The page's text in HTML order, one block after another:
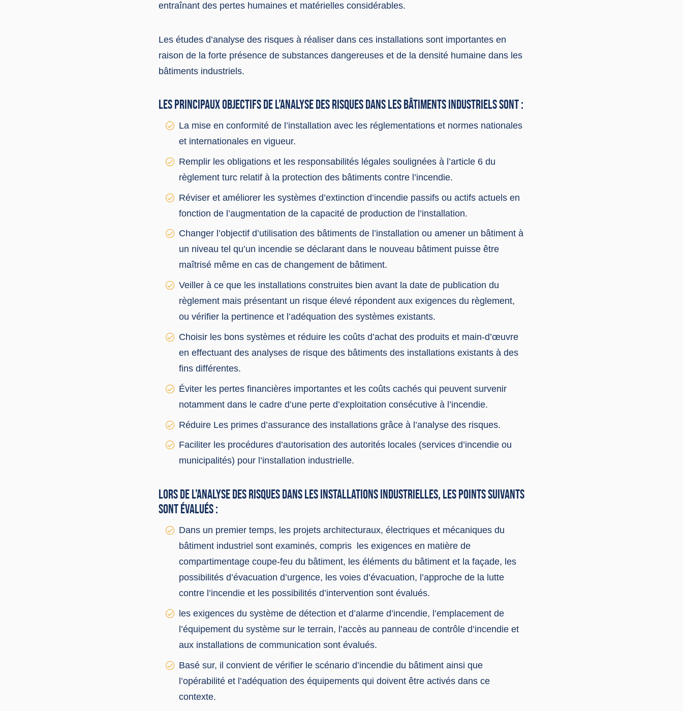
entraînant des pertes humaines et matérielles considérables.
Les études d’analyse des risques à réaliser dans ces installations sont importantes en
raison de la forte présence de substances dangereuses et de la densité humaine dans les
bâtiments industriels.
LES PRINCIPAUX OBJECTIFS DE L’ANALYSE DES RISQUES DANS LES BÂTIMENTS INDUSTRIELS SONT :
La mise en conformité de l’installation avec les réglementations et normes nationales
et internationales en vigueur.
Remplir les obligations et les responsabilités légales soulignées à l’article 6 du
règlement turc relatif à la protection des bâtiments contre l’incendie.
Réviser et améliorer les systèmes d’extinction d’incendie passifs ou actifs actuels en
fonction de l’augmentation de la capacité de production de l’installation.
Changer l’objectif d’utilisation des bâtiments de l’installation ou amener un bâtiment à
un niveau tel qu’un incendie se déclarant dans le nouveau bâtiment puisse être
maîtrisé même en cas de changement de bâtiment.
Veiller à ce que les installations construites bien avant la date de publication du
règlement mais présentant un risque élevé répondent aux exigences du règlement,
ou vérifier la pertinence et l’adéquation des systèmes existants.
Choisir les bons systèmes et réduire les coûts d’achat des produits et main-d’œuvre
en effectuant des analyses de risque des bâtiments des installations existants à des
fins différentes.
Éviter les pertes financières importantes et les coûts cachés qui peuvent survenir
notamment dans le cadre d’une perte d’exploitation consécutive à l’incendie.
Réduire Les primes d’assurance des installations grâce à l’analyse des risques.
Faciliter les procédures d’autorisation des autorités locales (services d’incendie ou
municipalités) pour l’installation industrielle.
LORS DE L’ANALYSE DES RISQUES DANS LES INSTALLATIONS INDUSTRIELLES, LES POINTS SUIVANTS
SONT ÉVALUÉS :
Dans un premier temps, les projets architecturaux, électriques et mécaniques du
bâtiment industriel sont examinés, compris les exigences en matière de
compartimentage coupe-feu du bâtiment, les éléments du bâtiment et la façade, les
possibilités d’évacuation d’urgence, les voies d’évacuation, l’approche de la lutte
contre l’incendie et les possibilités d’intervention sont évalués.
les exigences du système de détection et d’alarme d’incendie, l’emplacement de
l’équipement du système sur le terrain, l’accès au panneau de contrôle d’incendie et
aux installations de communication sont évalués.
Basé sur, il convient de vérifier le scénario d’incendie du bâtiment ainsi que
l’opérabilité et l’adéquation des équipements qui doivent être activés dans ce
contexte.